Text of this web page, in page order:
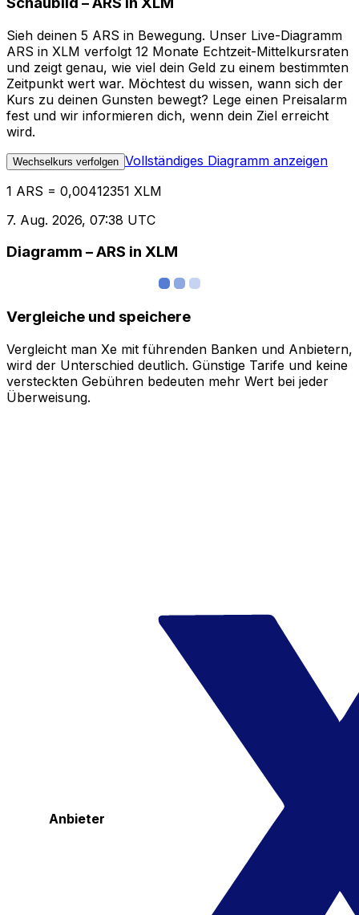
Sieh deinen 5 ARS in Bewegung. Unser Live-Diagramm
ARS in XLM verfolgt 12 Monate Echtzeit-Mittelkursraten
und zeigt genau, wie viel dein Geld zu einem bestimmten
Zeitpunkt wert war. Möchtest du wissen, wann sich der
Kurs zu deinen Gunsten bewegt? Lege einen Preisalarm
fest und wir informieren dich, wenn dein Ziel erreicht
wird.
Wechselkurs verfolgen Vollständiges Diagramm anzeigen
1 ARS = 0,00412351 XLM
7. Aug. 2026, 07:38 UTC
Diagramm – ARS in XLM
Vergleiche und speichere
Vergleicht man Xe mit führenden Banken und Anbietern,
wird der Unterschied deutlich. Günstige Tarife und keine
versteckten Gebühren bedeuten mehr Wert bei jeder
Überweisung.
Anbieter